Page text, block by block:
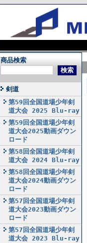
商品検索
剣道
第59回全国道場少年剣
道大会 2025 Blu-ray
第59回全国道場少年剣
道大会2025動画ダウン
ロード
第58回全国道場少年剣
道大会 2024 Blu-ray
第58回全国道場少年剣
道大会2024動画ダウン
ロード
第57回全国道場少年剣
道大会2023動画ダウン
ロード
第57回全国道場少年剣
道大会 2023 Blu-ray